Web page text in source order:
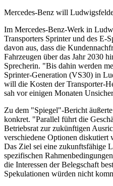
Mercedes-Benz will
Im Mercedes-Benz-Werk in
Transporters Sprinter und des E-
davon aus, dass die
Fahrzeugen über das Jahr 2030
Sprecherin. "Bis dahin werden
Sprinter-Generation (VS30) in
will die Kosten der Transporter-
sah vor einigen Monaten
Zu dem "Spiegel"-Bericht
konkret. "Parallel führt die
Betriebsrat zur zukünftigen
verschiedene Optionen diskutiert
Das Ziel sei eine zukunftsfähige
spezifischen
die Interessen der Belegschaft
Spekulationen würden nicht